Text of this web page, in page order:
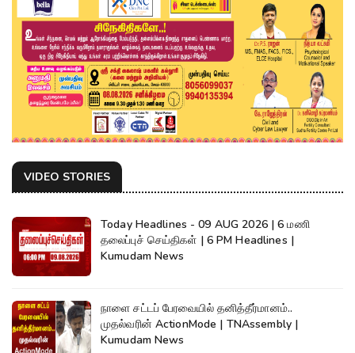
VIDEO STORIES
Today Headlines - 09 AUG 2026 | 6 மணி
தலைப்புச் செய்திகள் | 6 PM Headlines |
Kumudam News
நாளை சட்டப் பேரவையில் தனித்தீர்மானம்..
முதல்வரின் ActionMode | TNAssembly |
Kumudam News